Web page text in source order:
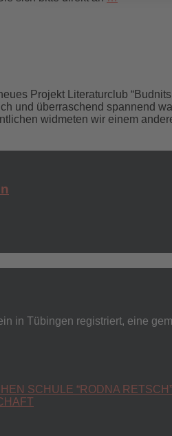
Projekt Literaturclub
und überraschend spannend
widmeten wir einem
in Tübingen registriert, eine
SCHULE “RODNA RETSCH”